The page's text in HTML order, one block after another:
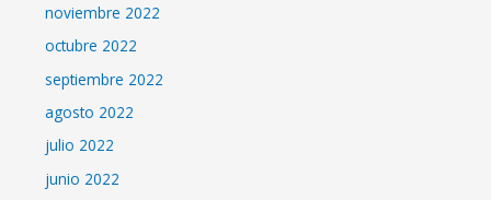
noviembre 2022
octubre 2022
septiembre 2022
agosto 2022
julio 2022
junio 2022